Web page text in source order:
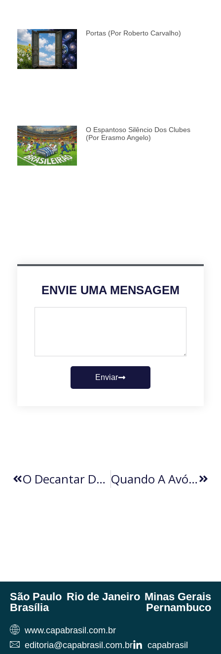
Portas (por Roberto Carvalho)
O Espantoso Silêncio Dos Clubes
(por Erasmo Angelo)
ENVIE UMA MENSAGEM
Enviar
O Decantar Do Machismo Brasileiro Ao Longo Do Canto Da Misoginia (por Édson Moreira) Quando A Avó Entrega O Jogo
São Paulo Rio de Janeiro Minas Gerais
Brasília
Pernambuco
www.capabrasil.com.br
editoria@capabrasil.com.br
capabrasil